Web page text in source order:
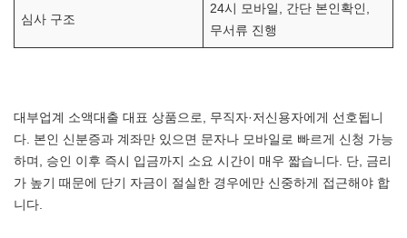
심사 구조
24시 모바일, 간단 본인확인,
무서류 진행
대부업계 소액대출 대표 상품으로, 무직자·저신용자에게 선호됩니
다. 본인 신분증과 계좌만 있으면 문자나 모바일로 빠르게 신청 가능
하며, 승인 이후 즉시 입금까지 소요 시간이 매우 짧습니다. 단, 금리
가 높기 때문에 단기 자금이 절실한 경우에만 신중하게 접근해야 합
니다.